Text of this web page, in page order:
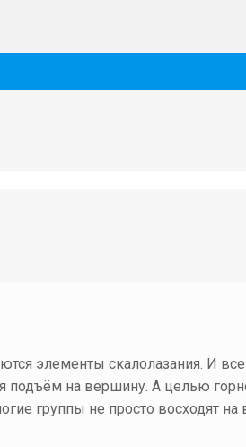
элементы скалолазания. И
подъём на вершину. А целью
группы не просто восходят